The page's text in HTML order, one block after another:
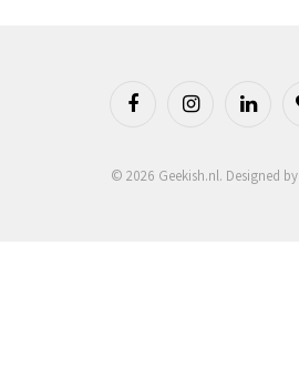
FacebookInstagramLinkedIn
© 2026 Geekish.nl. Designed by